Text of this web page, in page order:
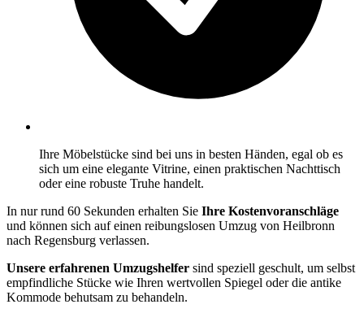
Ihre Möbelstücke sind bei uns in besten Händen, egal ob es
sich um eine elegante Vitrine, einen praktischen Nachttisch
oder eine robuste Truhe handelt.
In nur rund 60 Sekunden erhalten Sie Ihre Kostenvoranschläge
und können sich auf einen reibungslosen Umzug von Heilbronn
nach Regensburg verlassen.
Unsere erfahrenen Umzugshelfer sind speziell geschult, um selbst
empfindliche Stücke wie Ihren wertvollen Spiegel oder die antike
Kommode behutsam zu behandeln.